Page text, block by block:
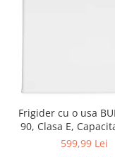
Frigider cu o usa
90, Clasa E,
Iluminare599,99 Lei